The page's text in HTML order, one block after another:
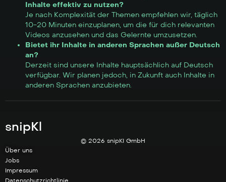
Inhalte effektiv zu nutzen?
Je nach Komplexität der Themen empfehlen wir, täglich
10-20 Minuten einzuplanen, um die für dich relevanten
Videos anzusehen und das Gelernte umzusetzen.
Bietet ihr Inhalte in anderen Sprachen außer Deutsch
an?
Derzeit sind unsere Inhalte hauptsächlich auf Deutsch
verfügbar. Wir planen jedoch, in Zukunft auch Inhalte in
anderen Sprachen anzubieten.
snipKl
© 2026 snipKI GmbH
Über uns
Jobs
Impressum
Datenschutzrichtlinie